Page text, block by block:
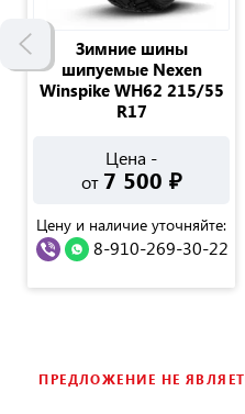
Зимние шины
шипуемые Nexen
Winspike WH62 215/55
R17
Цена -
от 7 500 ₽
Цену и наличие уточняйте:
8-910-269-30-22
ПРЕДЛОЖЕНИЕ НЕ